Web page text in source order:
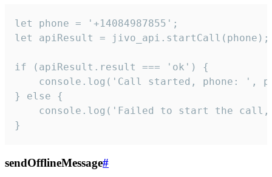
let phone = '+14084987855';
let apiResult = jivo_api.startCall(phone);
if (apiResult.result === 'ok') {
console.log('Call started, phone: ',
} else {
console.log('Failed to start the
}
sendOfflineMessage#